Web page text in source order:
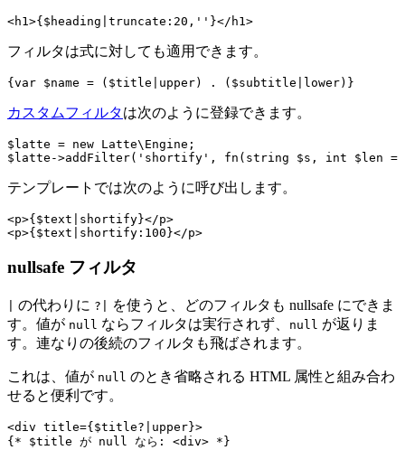
フィルタは式に対しても適用できます。
カスタムフィルタは次のように登録できます。
$latte = new Latte\Engine;
テンプレートでは次のように呼び出します。
<p>{$text|shortify}</p>
nullsafe フィルタ
の代わりに ?|
を使うと、どのフィルタも nullsafe にできま
す。値が null ならフィルタは実行されず、 null が返りま
す。連なりの後続のフィルタも飛ばされます。
これは、値が null のとき省略される HTML 属性と組み合わ
せると便利です。
<div title={$title?|upper}>
{* $title が null なら: <div> *}